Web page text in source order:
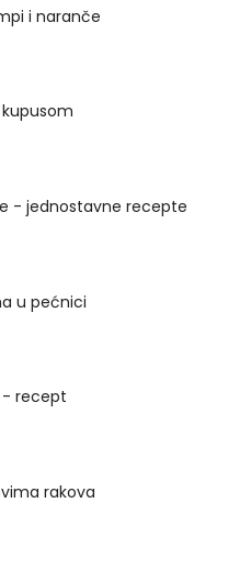
i naranče
- jednostavne recepte
u pećnici
- recept
rakova